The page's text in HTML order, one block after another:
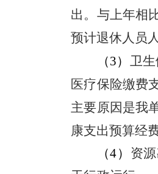
出。与上年相
预计退休人员
（3） 卫
医疗保险缴费
主要原因是我
康支出预算经
（4） 资